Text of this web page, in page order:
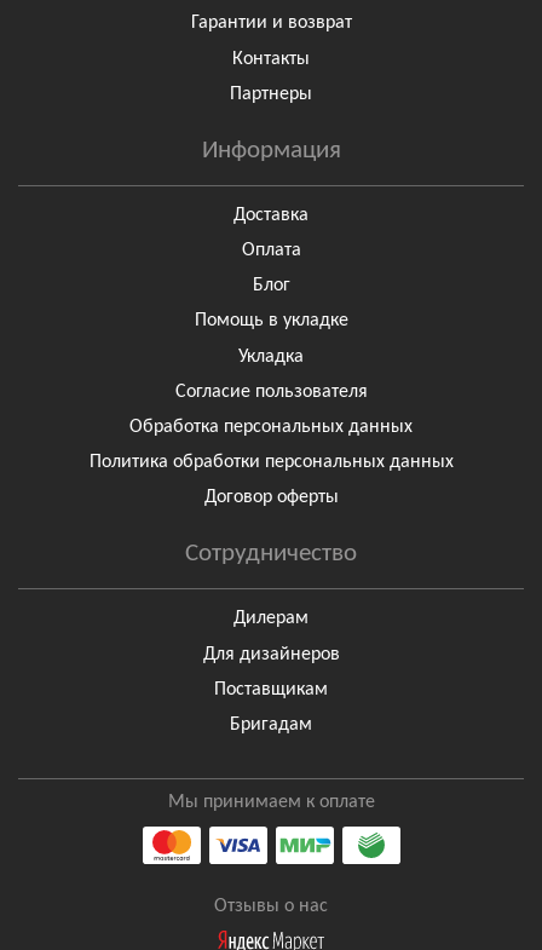
Гарантии и возврат
Контакты
Партнеры
Информация
Доставка
Оплата
Блог
Помощь в укладке
Укладка
Согласие пользователя
Обработка персональных данных
Политика обработки персональных данных
Договор оферты
Сотрудничество
Дилерам
Для дизайнеров
Поставщикам
Бригадам
Мы принимаем к оплате
Отзывы о нас